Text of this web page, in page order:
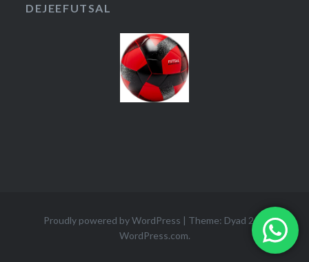
DEJEEFUTSAL
Proudly powered by WordPress
Theme: Dyad 2 by
WordPress.com.